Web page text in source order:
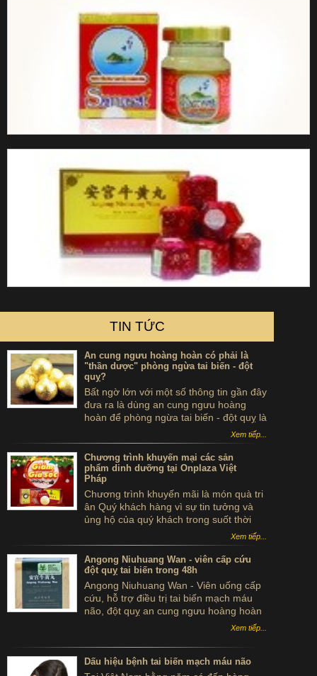
TIN TỨC
An cung ngưu hoàng hoàn có phải là
"thần dược" phòng ngừa tai biến - đột
quỵ?
Bất ngờ lớn với một số thông tin gần đây
đưa ra là dùng an cung ngưu hoàng
hoàn để phòng ngừa tai biến - đột quỵ là
...tự sát. Thực hư sản phẩm này ra sao,
có thể dùng để phòng tai biến - đột quỵ
không?
Xem tiếp...
Chương trình khuyến mại các sản
phẩm dinh dưỡng tại Onplaza Việt
Pháp
Chương trình khuyến mãi là món quà tri
ân Quý khách hàng vì sự tin tưởng và
ủng hộ của quý khách trong suốt thời
Xem tiếp...
Angong Niuhuang Wan - viên cấp cứu
đột quỵ tai biến trong 48h
Angong Niuhuang Wan - Viên uống cấp
cứu, hỗ trợ điều trị tai biến mạch máu
não, đột quỵ an cung ngưu hoàng hoàn
hộp gỗ màu xanh bắc kinh đồng nhân
Xem tiếp...
Dấu hiệu bệnh tai biến mạch máu não